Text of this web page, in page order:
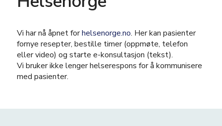
Vi har nå åpnet forhelsenorge.no. Her kan pasienter
fornye resepter, bestille timer (oppmøte, telefon
eller video) og starte e-konsultasjon (tekst).
Vi bruker ikke lenger helserespons for å kommunisere
med pasienter.